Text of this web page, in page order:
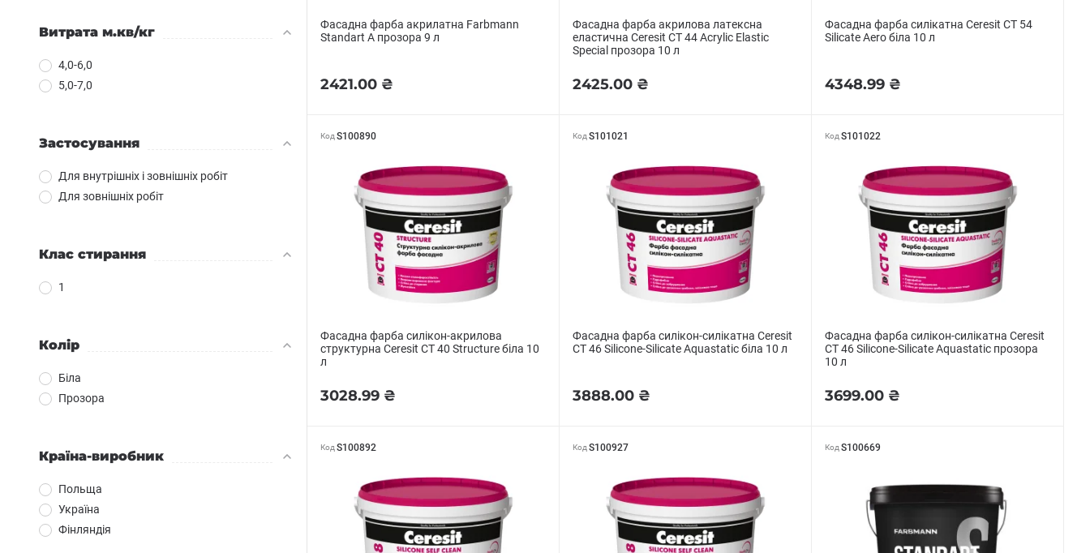
Витрата м.кв/кг
4,0-6,0
5,0-7,0
Застосування
Для внутрішніх і зовнішніх робіт
Для зовнішніх робіт
Клас стирання
1
Колір
Біла
Прозора
Країна-виробник
Польща
Україна
Фінляндія
Фасадна фарба акрилатна Farbmann
Standart A прозора 9 л
2421.00 ₴
Фасадна фарба акрилова латексна
еластична Ceresit CT 44 Acrylic Elastic
Special прозора 10 л
2425.00 ₴
Фасадна фарба силікатна Ceresit CT 54
Silicate Aero біла 10 л
4348.99 ₴
Код S100890
Фасадна фарба силікон-акрилова
структурна Ceresit CT 40 Structure біла 10
л
3028.99 ₴
Код S101021
Фасадна фарба силікон-силікатна Ceresit
CT 46 Silicone-Silicate Aquastatic біла 10 л
3888.00 ₴
Код S101022
Фасадна фарба силікон-силікатна Ceresit
CT 46 Silicone-Silicate Aquastatic прозора
10 л
3699.00 ₴
Код S100892 Код S100927 Код S100669